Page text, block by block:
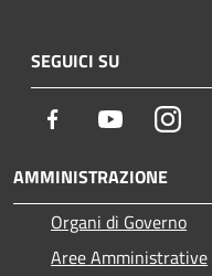
SEGUICI SU
Facebook Youtube
AMMINISTRAZIONE
Organi di Governo
Aree Amministrative